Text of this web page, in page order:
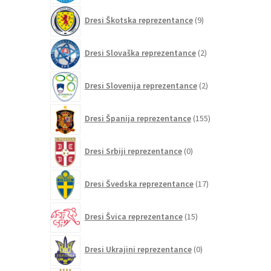
Dresi Škotska reprezentance 9izdelkov
Dresi Slovaška reprezentance 2izdelka
Dresi Slovenija reprezentance 2izdelka
Dresi Španija reprezentance 155izdelkov
Dresi Srbiji reprezentance 0izdelkov
Dresi Švedska reprezentance 17izdelkov
Dresi Švica reprezentance 15izdelkov
Dresi Ukrajini reprezentance 0izdelkov